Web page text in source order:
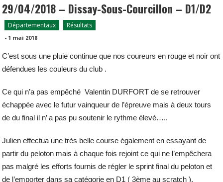
29/04/2018 – Dissay-Sous-Courcillon – D1/D2
Départementaux Résultats
- 1 mai 2018
C’est sous une pluie continue que nos coureurs en rouge et noir ont
défendues les couleurs du club .
Ce qui n’a pas empêché Valentin DURFORT de se retrouver
échappée avec le futur vainqueur de l’épreuve mais à deux tours
de du final il n’ a pas pu soutenir le rythme élevé…..
Julien effectua une très belle course également en essayant de
partir du peloton mais à chaque fois rejoint ce qui ne l’empêchera
pas malgré les efforts fournis de régler le sprint final du peloton et
de l’emporter dans sa catégorie en D1 ( 3ème au scratch ).